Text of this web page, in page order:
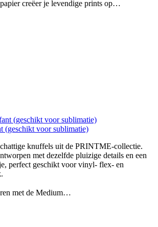
creëer je levendige prints op…
(geschikt voor sublimatie)
knuffels uit de PRINTME-collectie.
met dezelfde pluizige details en een
perfect geschikt voor vinyl- flex- en
met de Medium…